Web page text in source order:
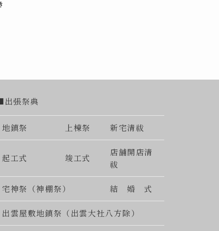
張祭典
地鎮祭 上棟祭 新宅清祓
起工式 竣工式
店舗開店清
祓
宅神祭（神棚祭） 結 婚 式
出雲屋敷地鎮祭（出雲大社八方除）